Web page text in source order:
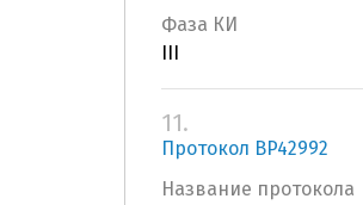
Фаза КИ
11.
Протокол BP42992
Название протокола